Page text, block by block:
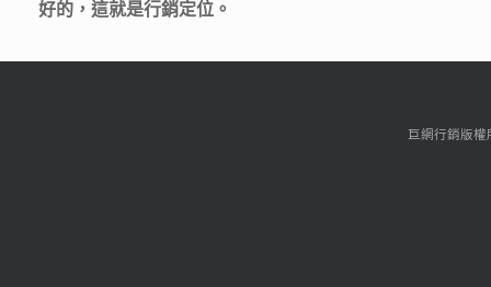
好的，這就是行銷定位。
巨網行銷版權